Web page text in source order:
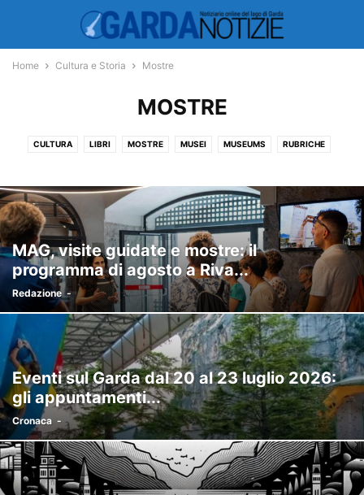
Home Cultura e Storia Mostre
MOSTRE
CULTURA LIBRI MOSTRE MUSEI MUSEUMS RUBRICHE
MAG, visite guidate e mostre: il
programma di agosto a Riva...
Redazione -
Eventi sul Garda dal 20 al 23 luglio 2026:
gli appuntamenti...
Cronaca -